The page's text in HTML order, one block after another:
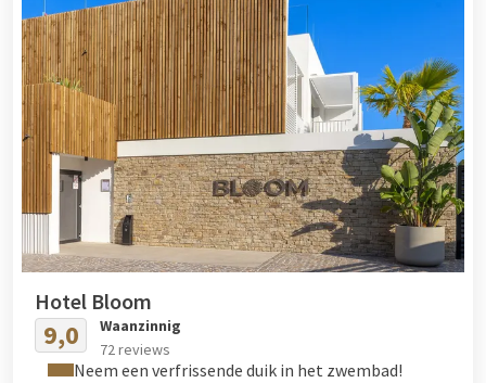
Hotel Bloom
9,0
Waanzinnig
72 reviews
Neem een verfrissende duik in het zwembad!